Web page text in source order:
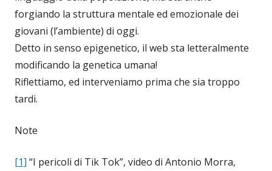
forgiando la struttura mentale ed emozionale dei
giovani (l’ambiente) di oggi.
Detto in senso epigenetico, il web sta letteralmente
modificando la genetica umana!
Riflettiamo, ed interveniamo prima che sia troppo
tardi.
Note
[1] “I pericoli di Tik Tok”, video di Antonio Morra,